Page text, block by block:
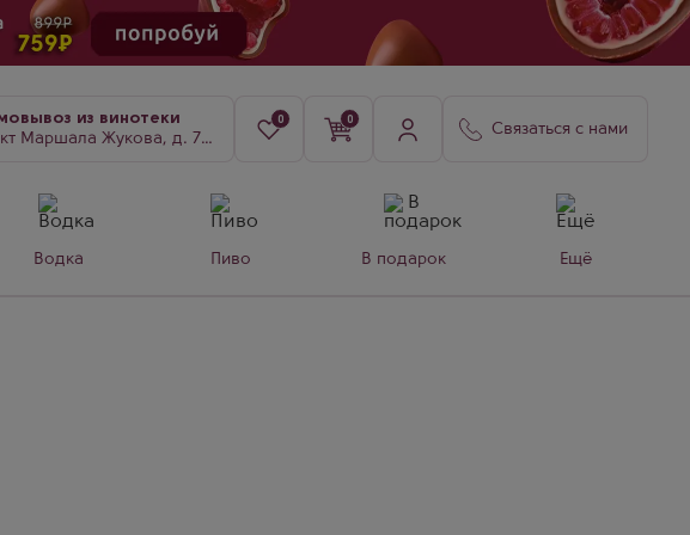
из винотеки
Маршала Жукова, д. 78, к. 3
0 0
Связаться с нами
Водка Пиво В подарок Ещё
3 лет. Созданный по